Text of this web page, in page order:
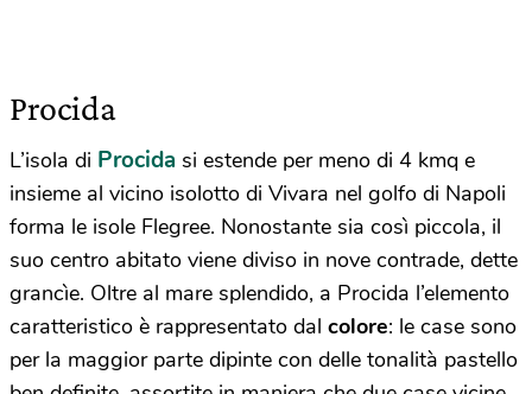
Procida
L’isola di Procida si estende per meno di 4 kmq e
insieme al vicino isolotto di Vivara nel golfo di Napoli
forma le isole Flegree. Nonostante sia così piccola, il
suo centro abitato viene diviso in nove contrade, dette
grancìe. Oltre al mare splendido, a Procida l’elemento
caratteristico è rappresentato dal colore: le case sono
per la maggior parte dipinte con delle tonalità pastello